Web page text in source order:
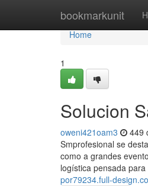
bookmarkunit
Home
Home
1
Solucion
oweni421oam3 449
Smprofesional se
como a grandes
logística pensada
por79234.full-